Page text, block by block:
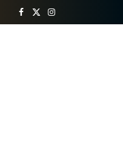
Facebook
X
Instagram